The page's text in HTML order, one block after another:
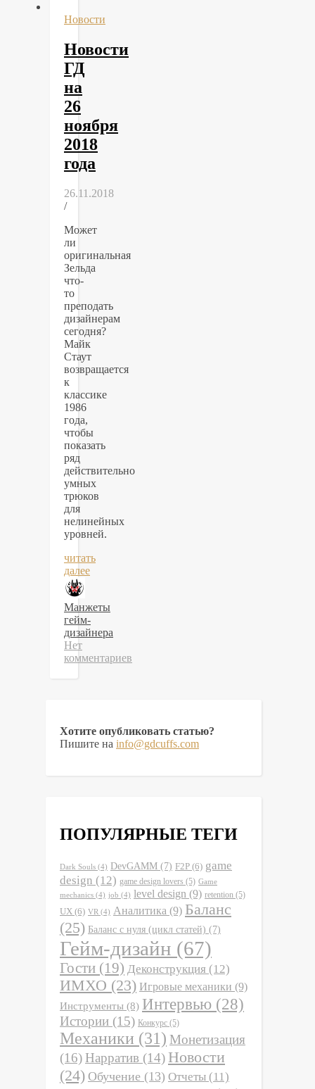
Новости
Новости
ГД
на
26
ноября
2018
года
26.11.2018
/
Может
ли
оригинальная
Зельда
что-
то
преподать
дизайнерам
сегодня?
Майк
Стаут
возвращается
к
классике
1986
года,
чтобы
показать
ряд
действительно
умных
трюков
для
нелинейных
уровней.
читать
далее
Манжеты
гейм-
дизайнера
Нет
комментариев
Хотите опубликовать статью?
Пишите на info@gdcuffs.com
ПОПУЛЯРНЫЕ ТЕГИ
Dark Souls (4) DevGAMM (7) F2P (6) game
design (12) game design lovers (5) Game
mechanics (4) job (4) level design (9) retention (5)
UX (6) VR (4) Аналитика (9) Баланс
(25) Баланс с нуля (цикл статей) (7)
Гейм-дизайн (67)
Гости (19) Деконструкция (12)
ИМХО (23) Игровые механики (9)
Инструменты (8) Интервью (28)
Истории (15) Конкурс (5)
Механики (31) Монетизация
(16) Нарратив (14) Новости
(24) Обучение (13) Отчеты (11)